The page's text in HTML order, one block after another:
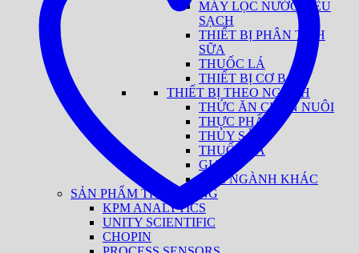
MÁY LỌC NƯỚC SIÊU
SẠCH
THIẾT BỊ PHÂN TÍCH
SỮA
THUỐC LÁ
THIẾT BỊ CƠ BẢN
THIẾT BỊ THEO NGÀNH
THỨC ĂN CHĂN NUÔI
THỰC PHẨM
THỦY SẢN
THUỐC LÁ
GIA VỊ
CÁC NGÀNH KHÁC
SẢN PHẨM THEO HÃNG
KPM ANALYTICS
UNITY SCIENTIFIC
CHOPIN